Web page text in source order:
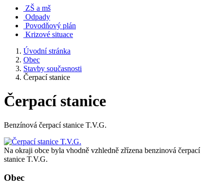
ZŠ a mš
Odpady
Povodňový plán
Krizové situace
Úvodní stránka
Obec
Stavby současnosti
Čerpací stanice
Čerpací stanice
Benzínová čerpací stanice T.V.G.
Na okraji obce byla vhodně vzhledně zřízena benzinová čerpací
stanice T.V.G.
Obec